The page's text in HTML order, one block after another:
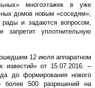
многоэтажек в уже
домов новым «соседям»,
и задаются вопросом,
запретит уплотнительную
12 июля аппаратном
от 15.07.2016. –
до формирования нового
более 500 разрешений на